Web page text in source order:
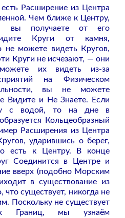
Расширение из Центра
Чем ближе к Центру,
вы получаете от его
Круги от камня,
не можете видеть Кругов,
Круги не исчезают, — они
их видеть из-за
на Физическом
вы не можете
Видите и Не Знаете. Если
с водой, то на дне в
Кольцеобразный
Расширения из Центра
ударившись о берег,
есть к Центру. В конце
Соединится в Центре и
вверх (подобно Морским
в существование из
существует, никогда не
Поскольку не существует
Границ, мы узнаём